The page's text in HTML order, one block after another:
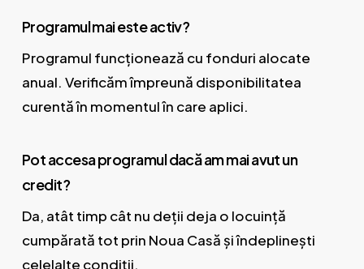
Programul mai este activ?
Programul funcționează cu fonduri alocate
anual. Verificăm împreună disponibilitatea
curentă în momentul în care aplici.
Pot accesa programul dacă am mai avut un
credit?
Da, atât timp cât nu deții deja o locuință
cumpărată tot prin Noua Casă și îndeplinești
celelalte condiții.